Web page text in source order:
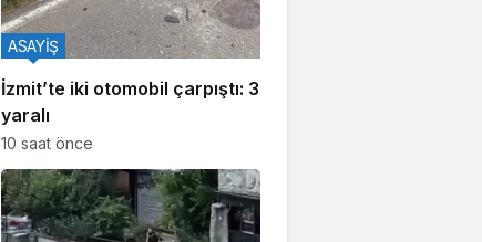
İzmit’te iki otomobil çarpıştı: 3
yaralı
ASAYİŞ
10 saat önce